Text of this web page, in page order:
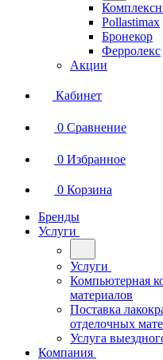
Pollastimax
Бронекор
Ферролекс
Акции
Кабинет
0 Сравнение
0 Избранное
0 Корзина
Бренды
Услуги
Услуги
Компьютерная
материалов
Поставка
отделочных
Услуга
Компания